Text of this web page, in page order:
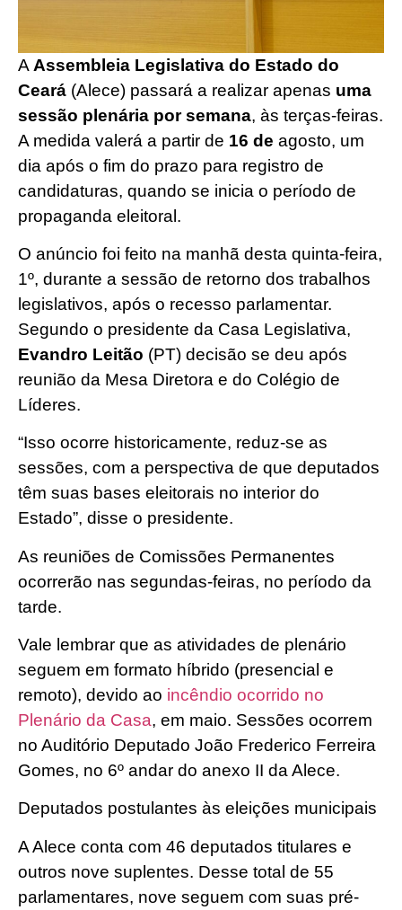
A Assembleia Legislativa do Estado do
Ceará (Alece) passará a realizar apenas uma
sessão plenária por semana, às terças-feiras.
A medida valerá a partir de 16 de agosto, um
dia após o fim do prazo para registro de
candidaturas, quando se inicia o período de
propaganda eleitoral.
O anúncio foi feito na manhã desta quinta-feira,
1º, durante a sessão de retorno dos trabalhos
legislativos, após o recesso parlamentar.
Segundo o presidente da Casa Legislativa,
Evandro Leitão (PT) decisão se deu após
reunião da Mesa Diretora e do Colégio de
Líderes.
“Isso ocorre historicamente, reduz-se as
sessões, com a perspectiva de que deputados
têm suas bases eleitorais no interior do
Estado”, disse o presidente.
As reuniões de Comissões Permanentes
ocorrerão nas segundas-feiras, no período da
tarde.
Vale lembrar que as atividades de plenário
seguem em formato híbrido (presencial e
remoto), devido ao incêndio ocorrido no
Plenário da Casa, em maio. Sessões ocorrem
no Auditório Deputado João Frederico Ferreira
Gomes, no 6º andar do anexo II da Alece.
Deputados postulantes às eleições municipais
A Alece conta com 46 deputados titulares e
outros nove suplentes. Desse total de 55
parlamentares, nove seguem com suas pré-